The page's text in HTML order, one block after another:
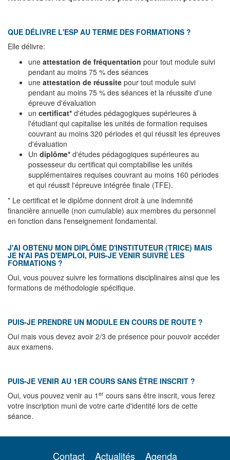
QUE DÉLIVRE L'ESP AU TERME DES FORMATIONS ?
Elle délivre:
une attestation de fréquentation pour tout module suivi
pendant au moins 75 % des séances
une attestation de réussite pour tout module suivi
pendant au moins 75 % des séances et la réussite d'une
épreuve d'évaluation
un certificat* d'études pédagogiques supérieures à
l'étudiant qui capitalise les unités de formation requises
couvrant au moins 320 périodes et qui réussit les épreuves
d'évaluation
Un diplôme* d'études pédagogiques supérieures au
possesseur du certificat qui comptabilise les unités
supplémentaires requises couvrant au moins 160 périodes
et qui réussit l'épreuve intégrée finale (TFE).
* Le certificat et le diplôme donnent droit à une indemnité
financière annuelle (non cumulable) aux membres du personnel
en fonction dans l'enseignement fondamental.
J'AI OBTENU MON DIPLÔME D'INSTITUTEUR (TRICE) MAIS
JE N'AI PAS D'EMPLOI, PUIS-JE VENIR SUIVRE LES
FORMATIONS ?
Oui, vous pouvez suivre les formations disciplinaires ainsi que les
formations de méthodologie spécifique.
PUIS-JE PRENDRE UN MODULE EN COURS DE ROUTE ?
Oui mais vous devez avoir 2/3 de présence pour pouvoir accéder
aux examens.
PUIS-JE VENIR AU 1ER COURS SANS ÊTRE INSCRIT ?
Oui, vous pouvez venir au 1 er cours sans être inscrit, vous ferez
votre inscription muni de votre carte d'identité lors de cette
séance.
Contact Actualités Agenda